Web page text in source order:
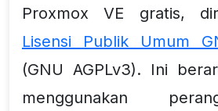
Proxmox VE gratis,
Lisensi Publik Umum
(GNU AGPLv3). Ini
menggunakan